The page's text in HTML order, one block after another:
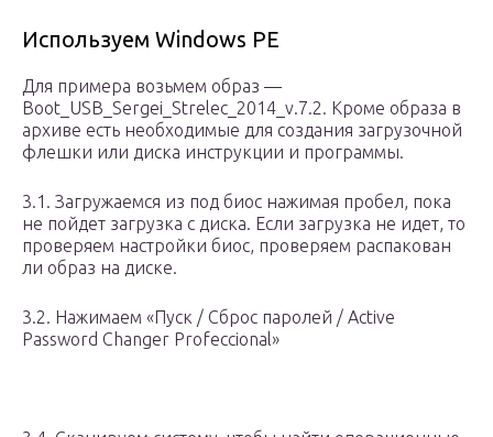
Используем Windows PE
Для примера возьмем образ —
Boot_USB_Sergei_Strelec_2014_v.7.2. Кроме образа в
архиве есть необходимые для создания загрузочной
флешки или диска инструкции и программы.
3.1. Загружаемся из под биос нажимая пробел, пока
не пойдет загрузка с диска. Если загрузка не идет, то
проверяем настройки биос, проверяем распакован
ли образ на диске.
3.2. Нажимаем «Пуск / Сброс паролей / Active
Password Changer Profeccional»